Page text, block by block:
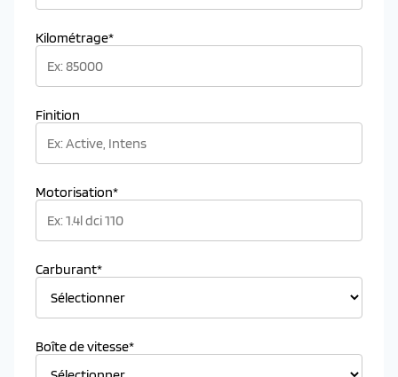
Kilométrage*
Finition
Motorisation*
Carburant*
Boîte de vitesse*